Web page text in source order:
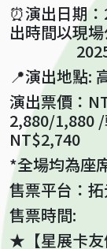
⏰演出日期
出時間以現
2025/11/
📍演出地點:
演出票價：
2,880/1,880
NT$2,740
*全場均為座
售票平台：
售票時間:
★【星展卡友